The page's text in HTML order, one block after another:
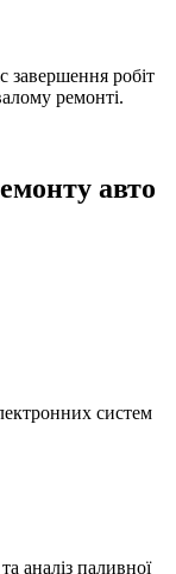
завершення робіт
ремонті.
авто
систем
аналіз паливної